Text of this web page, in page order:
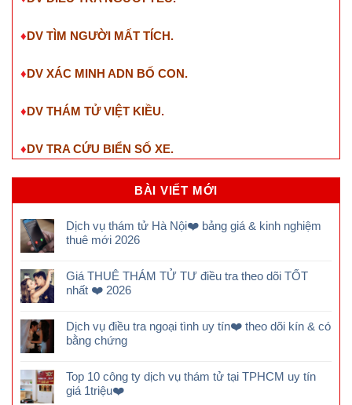
♦DV TÌM NGƯỜI MẤT TÍCH.
♦DV XÁC MINH ADN BỐ CON.
♦DV THÁM TỬ VIỆT KIỀU.
♦DV TRA CỨU BIỂN SỐ XE.
BÀI VIẾT MỚI
Dịch vụ thám tử Hà Nội❤️ bảng giá & kinh nghiệm
thuê mới 2026
Giá THUÊ THÁM TỬ TƯ điều tra theo dõi TỐT
nhất ❤️ 2026
Dịch vụ điều tra ngoại tình uy tín❤️ theo dõi kín & có
bằng chứng
Top 10 công ty dịch vụ thám tử tại TPHCM uy tín
giá 1triệu❤️